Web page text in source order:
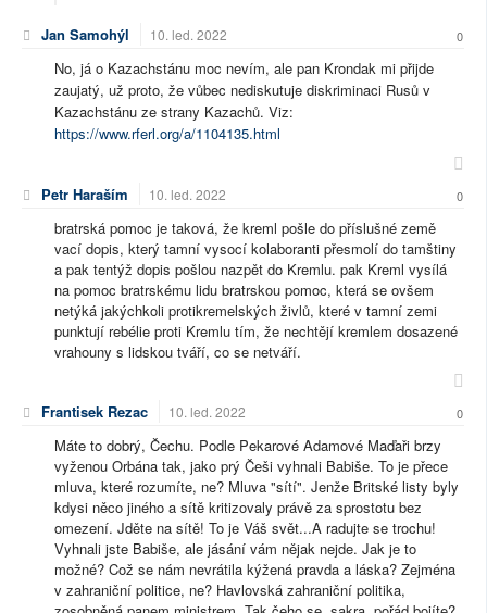
Jan Samohýl 10. led. 2022 0
No, já o Kazachstánu moc nevím, ale pan Krondak mi přijde
zaujatý, už proto, že vůbec nediskutuje diskriminaci Rusů v
Kazachstánu ze strany Kazachů. Viz:
https://www.rferl.org/a/1104135.html
Petr Haraším 10. led. 2022 0
bratrská pomoc je taková, že kreml pošle do příslušné země
vací dopis, který tamní vysocí kolaboranti přesmolí do tamštiny
a pak tentýž dopis pošlou nazpět do Kremlu. pak Kreml vysílá
na pomoc bratrskému lidu bratrskou pomoc, která se ovšem
netýká jakýchkoli protikremelských živlů, které v tamní zemi
punktují rebélie proti Kremlu tím, že nechtějí kremlem dosazené
vrahouny s lidskou tváří, co se netváří.
Frantisek Rezac 10. led. 2022 0
Máte to dobrý, Čechu. Podle Pekarové Adamové Maďaři brzy
vyženou Orbána tak, jako prý Češi vyhnali Babiše. To je přece
mluva, které rozumíte, ne? Mluva "sítí". Jenže Britské listy byly
kdysi něco jiného a sítě kritizovaly právě za sprostotu bez
omezení. Jděte na sítě! To je Váš svět...A radujte se trochu!
Vyhnali jste Babiše, ale jásání vám nějak nejde. Jak je to
možné? Což se nám nevrátila kýžená pravda a láska? Zejména
v zahraniční politice, ne? Havlovská zahraniční politika,